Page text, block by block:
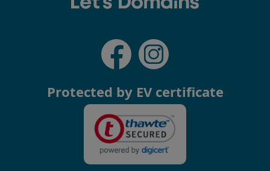
Protected by EV certificate